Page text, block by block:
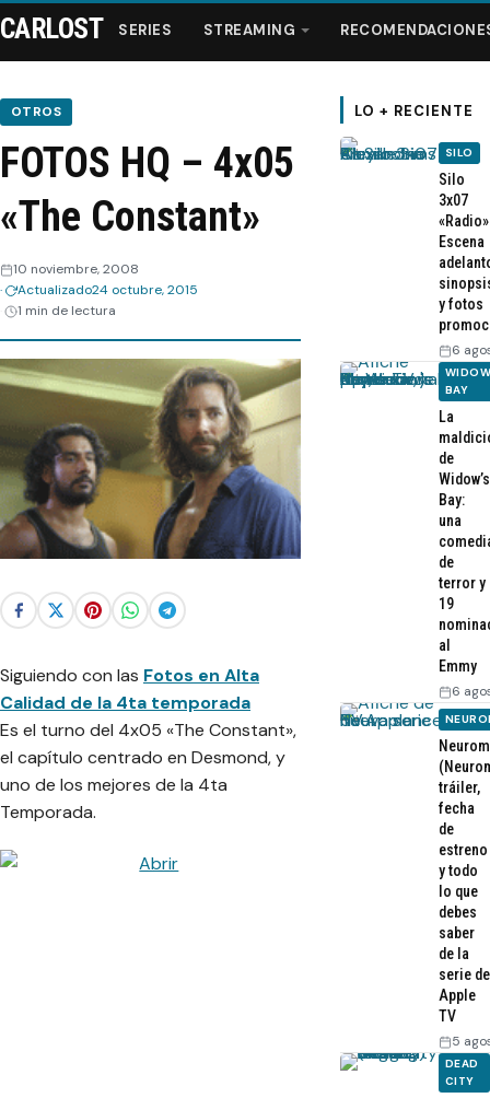
Series
Streaming
Recomendaciones
Videos
Webisodios
CARLOST SERIES STREAMING
OTROS
FOTOS HQ – 4x05
«The Constant»
10 noviembre, 2008
Actualizado24 octubre, 2015
1 min de lectura
Siguiendo con las Fotos en Alta
Calidad de la 4ta temporada
Es el turno del 4x05 «The Constant»,
el capítulo centrado en Desmond, y
uno de los mejores de la 4ta
Temporada.
LO + RECIENTE
SILO
Silo
3x07
Escena
y fotos
6
BAY
La
de
Widow’s
Bay:
una
de
terror y
19
al
Emmy
6
tráiler,
fecha
de
estreno
y todo
lo que
debes
saber
de la
serie de
Apple
TV
5
DEAD
CITY